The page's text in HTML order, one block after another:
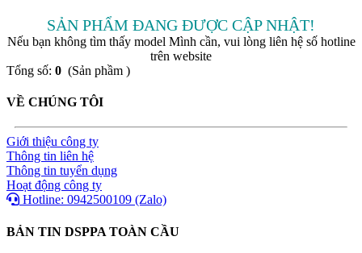
SẢN PHẨM ĐANG ĐƯỢC CẬP NHẬT!
Nếu bạn không tìm thấy model Mình cần, vui lòng liên hệ số hotline
trên website
Tổng số: 0 (Sản phầm )
VỀ CHÚNG TÔI
Giới thiệu công ty
Thông tin liên hệ
Thông tin tuyển dụng
Hoạt động công ty
Hotline: 0942500109 (Zalo)
BẢN TIN DSPPA TOÀN CẦU